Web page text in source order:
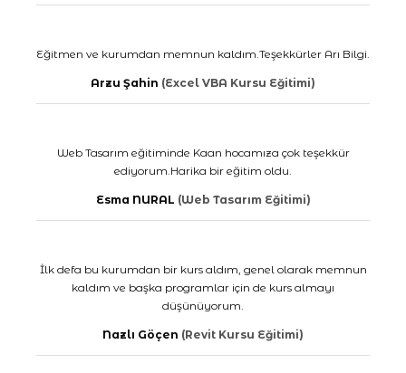
Eğitmen ve kurumdan memnun kaldım.Teşekkürler Arı Bilgi.
Arzu Şahin (Excel VBA Kursu Eğitimi)
Web Tasarım eğitiminde Kaan hocamıza çok teşekkür
ediyorum.Harika bir eğitim oldu.
Esma NURAL (Web Tasarım Eğitimi)
İlk defa bu kurumdan bir kurs aldım, genel olarak memnun
kaldım ve başka programlar için de kurs almayı
düşünüyorum.
Nazlı Göçen (Revit Kursu Eğitimi)